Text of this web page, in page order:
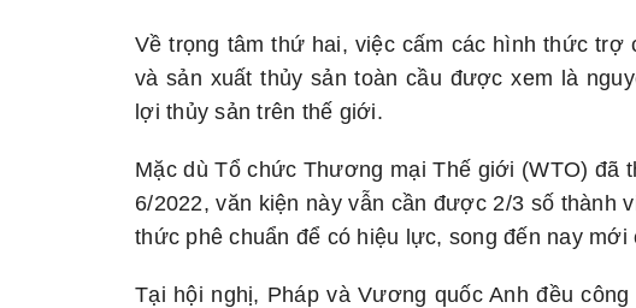
Về trọng tâm thứ hai, việc cấm các hình thức trợ
và sản xuất thủy sản toàn cầu được xem là
lợi thủy sản trên thế giới.
Mặc dù Tổ chức Thương mại Thế giới (WTO) đã
6/2022, văn kiện này vẫn cần được 2/3 số thành
thức phê chuẩn để có hiệu lực, song đến nay
Tại hội nghị, Pháp và Vương quốc Anh đều